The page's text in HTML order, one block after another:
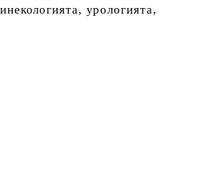
урологията,